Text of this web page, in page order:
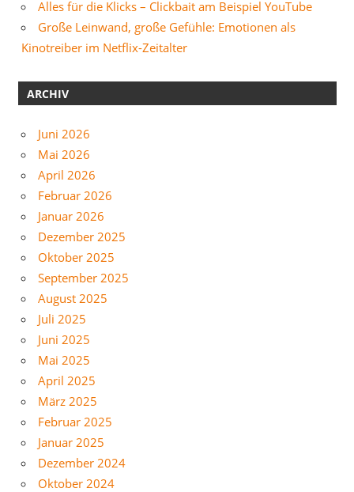
Alles für die Klicks – Clickbait am Beispiel YouTube
Große Leinwand, große Gefühle: Emotionen als
Kinotreiber im Netflix-Zeitalter
ARCHIV
Juni 2026
Mai 2026
April 2026
Februar 2026
Januar 2026
Dezember 2025
Oktober 2025
September 2025
August 2025
Juli 2025
Juni 2025
Mai 2025
April 2025
März 2025
Februar 2025
Januar 2025
Dezember 2024
Oktober 2024